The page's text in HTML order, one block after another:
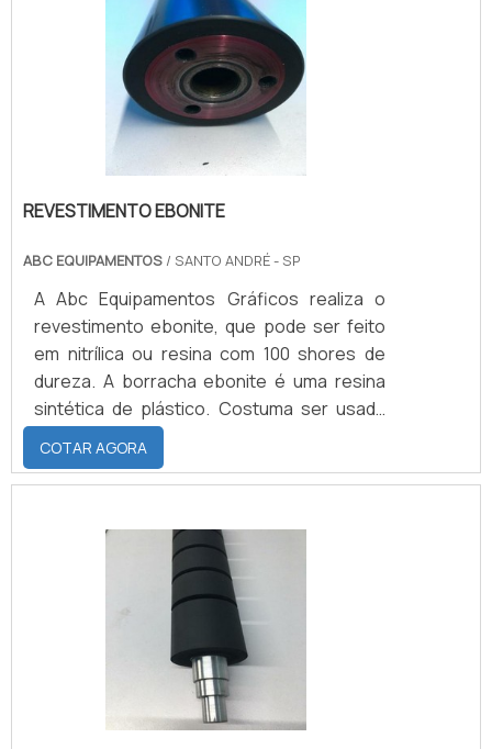
segundo é normalmente instalado de forma
direta em paredes.Informações adicionais
e utilidades do corrimãoNo que diz.
REVESTIMENTO EBONITE
ABC EQUIPAMENTOS / SANTO ANDRÉ - SP
A Abc Equipamentos Gráficos realiza o
revestimento ebonite, que pode ser feito
em nitrílica ou resina com 100 shores de
dureza. A borracha ebonite é uma resina
sintética de plástico. Costuma ser usada
em tanques, silos, calhas, tubulações,
rotores, bombas, válvulas, hélices, entre
outros. Apesar de ser um material mais
emprego de solventes voláteis como:
Gasolina; Acetona; Tolueno; Dentre outros
solventes.DURABILIDADE DO
PRODUTOTambém é recomendado que os
COTAR AGORA